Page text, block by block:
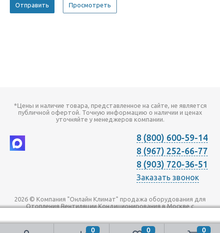
*Цены и наличие товара, представленное на сайте, не является
публичной офертой. Точную информацию о наличии и ценах
уточняйте у менеджеров компании.
8 (800) 600-59-14
8 (967) 252-66-77
8 (903) 720-36-51
Заказать звонок
2026 © Компания "Онлайн Климат" продажа оборудования для
Отопления Вентиляции Кондиционирования в Москве с
0 0 0